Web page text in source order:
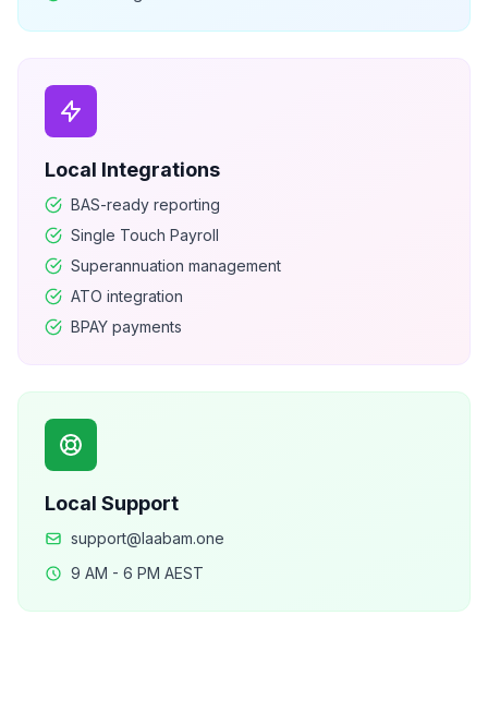
Local Integrations
BAS-ready reporting
Single Touch Payroll
Superannuation management
ATO integration
BPAY payments
Local Support
support@laabam.one
9 AM - 6 PM AEST